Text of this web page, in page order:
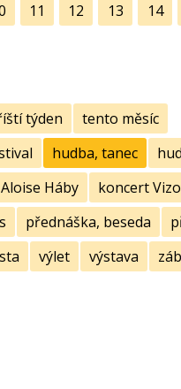
11
12
13
14
týden
tento měsíc
hudba, tanec
Háby
koncert
přednáška, beseda
výlet výstava